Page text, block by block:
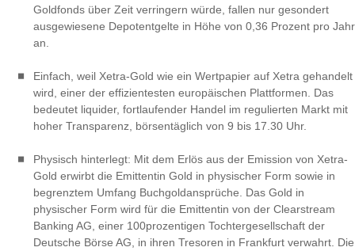
Goldfonds über Zeit verringern würde, fallen nur gesondert
ausgewiesene Depotentgelte in Höhe von 0,36 Prozent pro Jahr
an.
Einfach, weil Xetra-Gold wie ein Wertpapier auf Xetra gehandelt
wird, einer der effizientesten europäischen Plattformen. Das
bedeutet liquider, fortlaufender Handel im regulierten Markt mit
hoher Transparenz, börsentäglich von 9 bis 17.30 Uhr.
Physisch hinterlegt: Mit dem Erlös aus der Emission von Xetra-
Gold erwirbt die Emittentin Gold in physischer Form sowie in
begrenztem Umfang Buchgoldansprüche. Das Gold in
physischer Form wird für die Emittentin von der Clearstream
Banking AG, einer 100prozentigen Tochtergesellschaft der
Deutsche Börse AG, in ihren Tresoren in Frankfurt verwahrt. Die